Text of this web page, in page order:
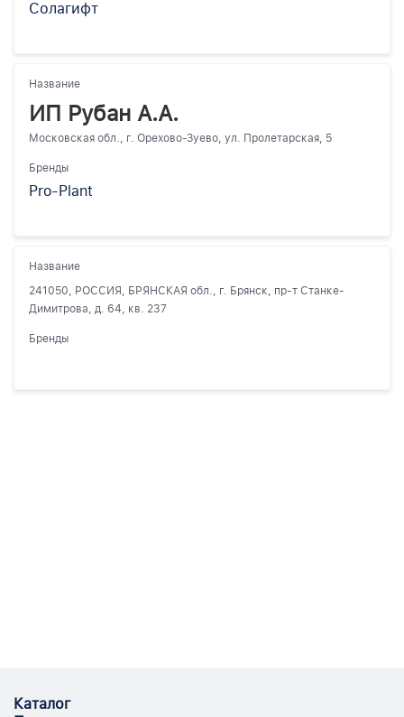
Солагифт
Название
ИП Рубан А.А.
Московская обл., г. Орехово-Зуево, ул. Пролетарская, 5
Бренды
Pro-Plant
Название
241050, РОССИЯ, БРЯНСКАЯ обл., г. Брянск, пр-т Станке-
Димитрова, д. 64, кв. 237
Бренды
Каталог